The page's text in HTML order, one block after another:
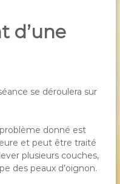
d’une
se déroulera sur
donné est
et peut être traité
plusieurs couches,
des peaux d’oignon.